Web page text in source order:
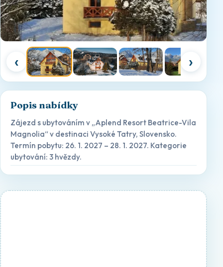
‹ ›
Popis nabídky
Zájezd s ubytováním v „Aplend Resort Beatrice-Vila
Magnolia“ v destinaci Vysoké Tatry, Slovensko.
Termín pobytu: 26. 1. 2027 – 28. 1. 2027. Kategorie
ubytování: 3 hvězdy.